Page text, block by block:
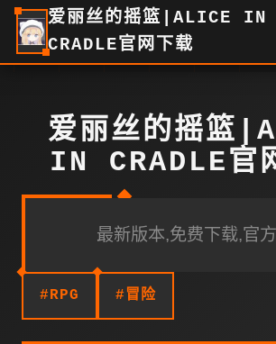
爱丽丝的摇篮|ALICE IN
CRADLE官网下载
爱丽丝的摇篮
IN CRADLE官
最新版本,免费下载,官
#RPG #冒险